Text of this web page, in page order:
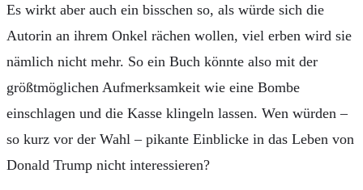
Es wirkt aber auch ein bisschen so, als würde sich die
Autorin an ihrem Onkel rächen wollen, viel erben wird sie
nämlich nicht mehr. So ein Buch könnte also mit der
größtmöglichen Aufmerksamkeit wie eine Bombe
einschlagen und die Kasse klingeln lassen. Wen würden –
so kurz vor der Wahl – pikante Einblicke in das Leben von
Donald Trump nicht interessieren?